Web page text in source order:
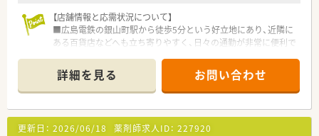
【店舗情報と応需状況について】
■広島電鉄の銀山町駅から徒歩5分という好立地にあり、近隣に
ある百貨店などへも立ち寄りやすく、日々の通勤が非常に便利で
■門前の内科クリニックをメインに、心療内科や精神科、整形外
科など、1日あたり約60枚の処方箋を安定して応需しています。
■近隣の介護老人保健施設への在宅業務にも対応しており、外来
調剤だけでなく地域医療に貢献できる幅広い経験を積むことが
可能です。
詳細を見る お問い合わせ
更新日： 2026/06/18 薬剤師求人ID： 227920